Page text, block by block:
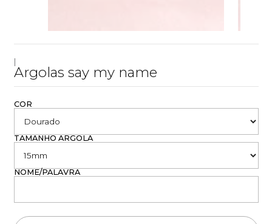
Argolas say my name
COR
TAMANHO ARGOLA
NOME/PALAVRA